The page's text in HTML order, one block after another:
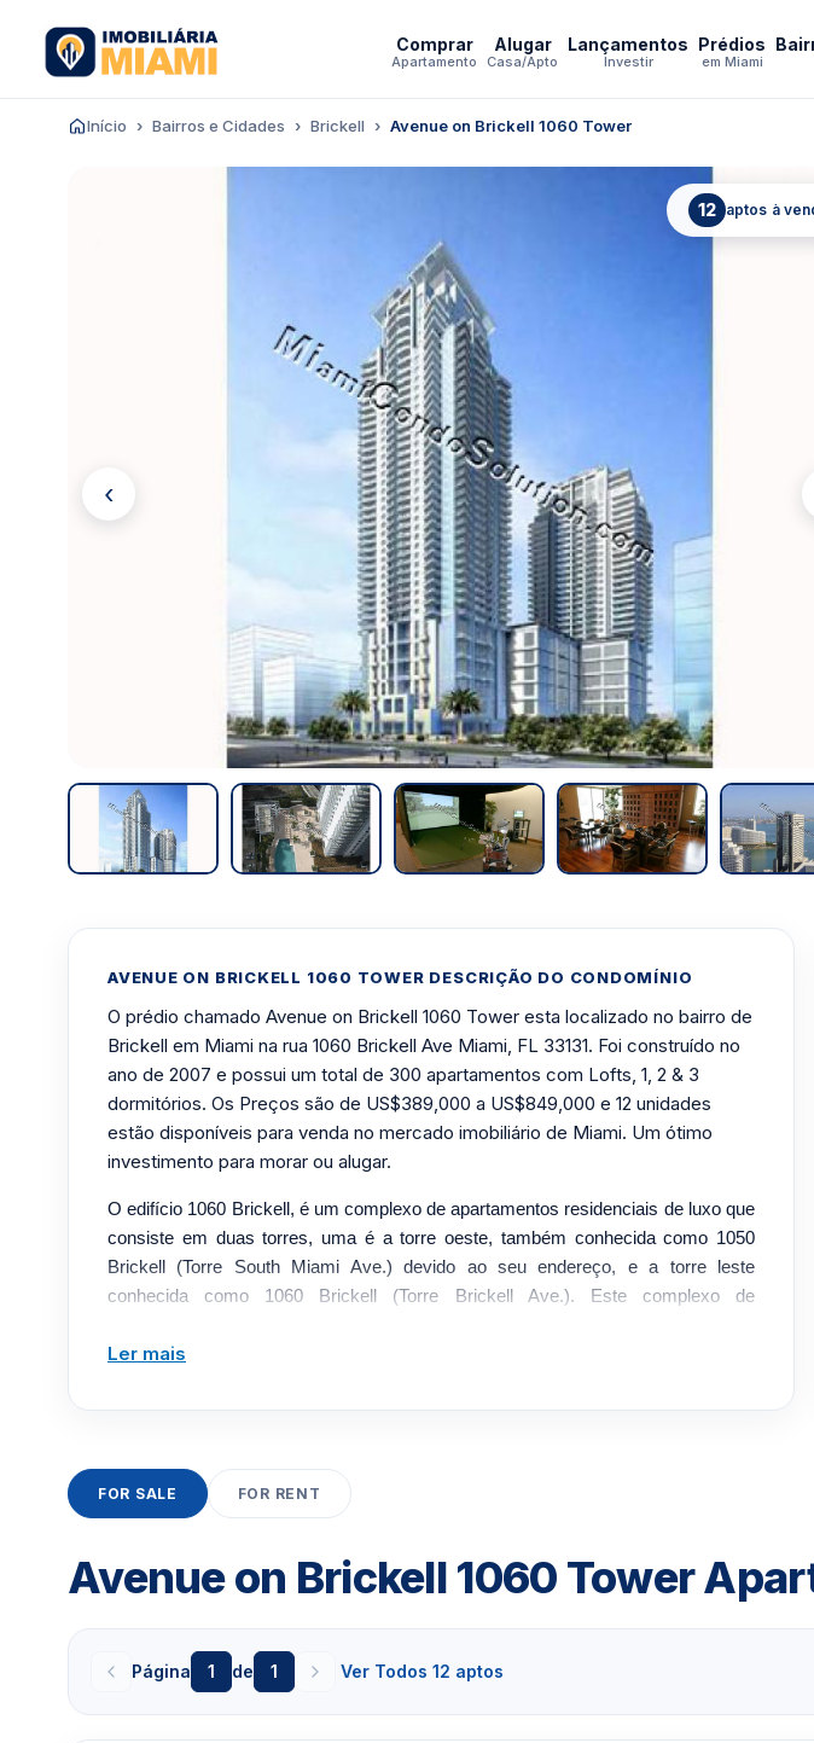
Comprar
Apartamento
Alugar
Casa/Apto
Lançamentos
Investir
Prédios
em Miami
Início Bairros e Cidades Brickell Avenue on Brickell 1060 Tower
12 aptos à
‹
AVENUE ON BRICKELL 1060 TOWER DESCRIÇÃO DO CONDOMÍNIO
O prédio chamado Avenue on Brickell 1060 Tower esta localizado no bairro de
Brickell em Miami na rua 1060 Brickell Ave Miami, FL 33131. Foi construído no
ano de 2007 e possui um total de 300 apartamentos com Lofts, 1, 2 & 3
dormitórios. Os Preços são de US$389,000 a US$849,000 e 12 unidades
estão disponíveis para venda no mercado imobiliário de Miami. Um ótimo
investimento para morar ou alugar.
O edifício 1060 Brickell, é um complexo de apartamentos residenciais de luxo que
consiste em duas torres, uma é a torre oeste, também conhecida como 1050
Brickell (Torre South Miami Ave.) devido ao seu endereço, e a torre leste
conhecida como 1060 Brickell (Torre Brickell Ave.). Este complexo de
Com uma área de 890 a 1356 pés quadrados. A construção deste edifício
arquitetos inovadores da SB Architects e construído pela gestão de construção da
milhões de dólares. Nada foi poupado nesta joia de Brickell, e sua localização é
ideal para todas as esferas da vida. Então, se você quer comprar um apartamento
Este edifício também é perfeito para quem deseja alugar um apartamento na
Avenida Brickell. A proximidade com tudo o que Miami tem a oferecer vai deixar
minutos de todos os locais picantes que Miami tem a oferecer, como South
Ler mais
FOR SALE FOR RENT
Avenue on Brickell 1060 Tower
Página 1 de 1 Ver Todos 12 aptos